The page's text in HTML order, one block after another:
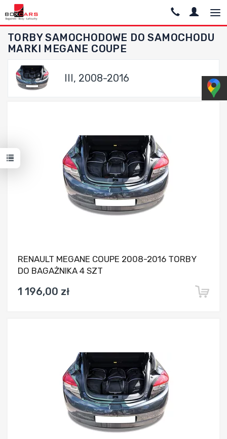
TORBY SAMOCHODOWE DO SAMOCHODU
MARKI MEGANE COUPE
III, 2008-2016
RENAULT MEGANE COUPE 2008-2016 TORBY
DO BAGAŻNIKA 4 SZT
1 196,00 zł